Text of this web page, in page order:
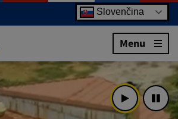
Slovenčina
Menu